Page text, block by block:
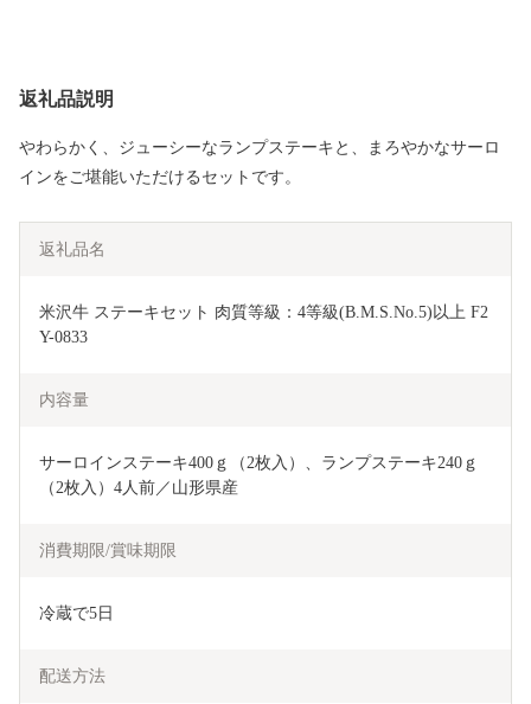
返礼品説明
やわらかく、ジューシーなランプステーキと、まろやかなサーロ
インをご堪能いただけるセットです。
返礼品名
米沢牛 ステーキセット 肉質等級：4等級(B.M.S.No.5)以上 F2
Y-0833
内容量
サーロインステーキ400ｇ（2枚入）、ランプステーキ240ｇ
（2枚入）4人前／山形県産
消費期限/賞味期限
冷蔵で5日
配送方法